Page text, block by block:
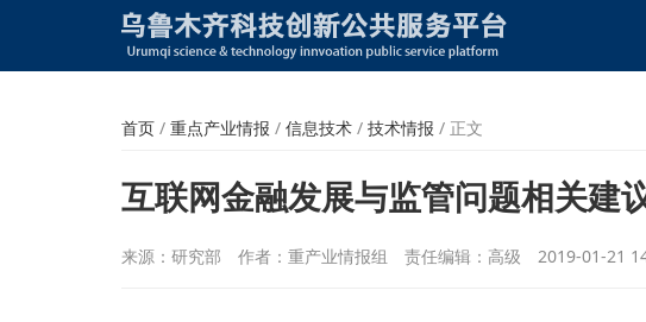
首页 / 重点产业情报 / 信息技术 / 技术情报 / 正文
互联网金融发展与监管问题相关建
来源：研究部 作者：重产业情报组 责任编辑：高级 2019-01-21